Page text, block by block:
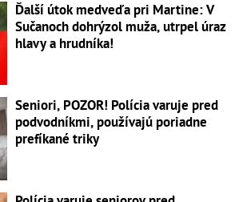
Ďalší útok medveďa pri Martine: V
Sučanoch dohrýzol muža, utrpel úraz
hlavy a hrudníka!
Seniori, POZOR! Polícia varuje pred
podvodníkmi, používajú poriadne
prefíkané triky